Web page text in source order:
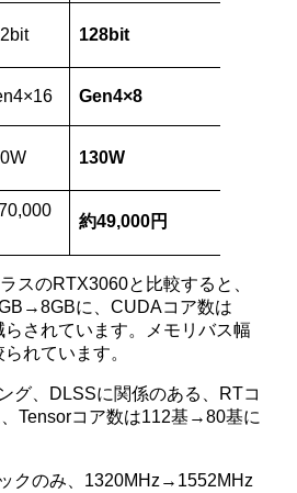
128bit
Gen4×8
130W
約49,000円
スのRTX3060と比較すると、
に、CUDAコア数は
されています。メモリバス幅
れています。
グ、DLSSに関係のある、RTコ
Tensorコア数は112基→80基に
クのみ、1320MHz→1552MHz